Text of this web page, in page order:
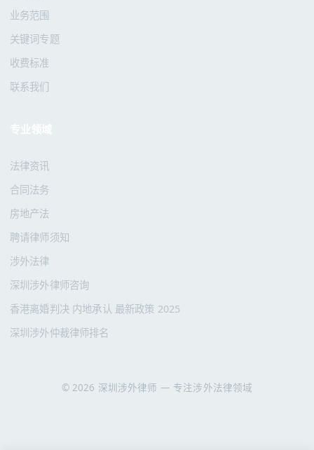
业务范围
关键词专题
收费标准
联系我们
法律资讯
合同法务
房地产法
聘请律师须知
涉外法律
深圳涉外律师咨询
香港离婚判决 内地承认 最新政策 2025
深圳涉外仲裁律师排名
© 2026 深圳涉外律师 — 专注涉外法律领域